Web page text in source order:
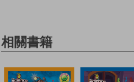
相關書籍